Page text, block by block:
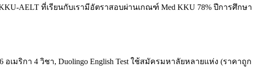
AELT ที่เรียนกับเรามีอัตราสอบผ่านเกณฑ์ Med KKU 78% ปีการศึกษา
อเมริกา 4 วิชา, Duolingo English Test ใช้สมัครมหาลัยหลายแห่ง (ราคาถูก